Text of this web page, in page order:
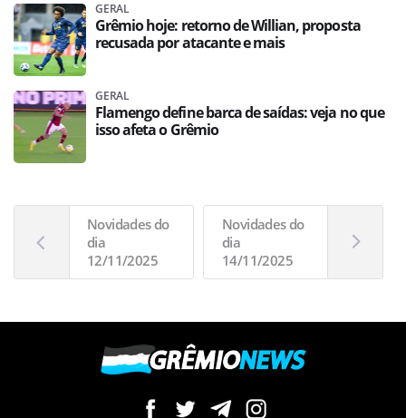
GERAL
Grêmio hoje: retorno de Willian, proposta
recusada por atacante e mais
GERAL
Flamengo define barca de saídas: veja no que
isso afeta o Grêmio
Novidades do
dia
12/11/2025
Novidades do
dia
14/11/2025